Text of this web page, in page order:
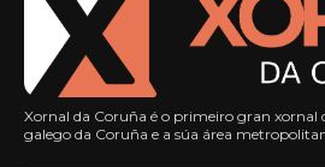
Xornal da Coruña é o primeiro gran xornal
galego da Coruña e a súa área